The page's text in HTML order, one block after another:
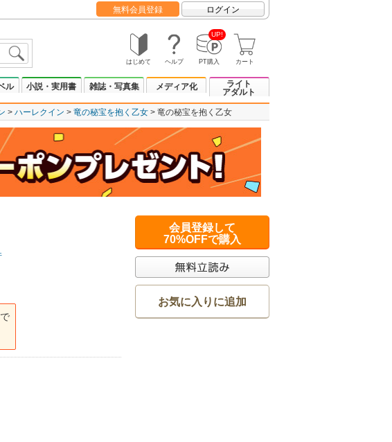
無料会員登録 ログイン
はじめて ヘルプ
UP!
PT購入 カート
ル 小説・実用書 雑誌・写真集 メディア化
ライト
アダルト
ハーレクイン 竜の秘宝を抱く乙女 竜の秘宝を抱く乙女
会員登録して
70%OFFで購入
お気に入りに追加